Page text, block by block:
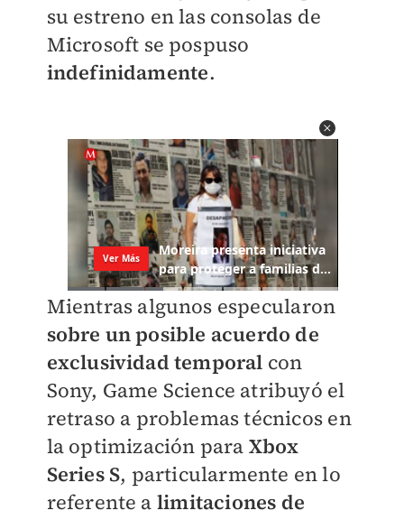
su estreno en las consolas de
Microsoft se pospuso
indefinidamente.
Mientras algunos especularon
sobre un posible acuerdo de
exclusividad temporal con
Sony, Game Science atribuyó el
retraso a problemas técnicos en
la optimización para Xbox
Series S, particularmente en lo
referente a limitaciones de